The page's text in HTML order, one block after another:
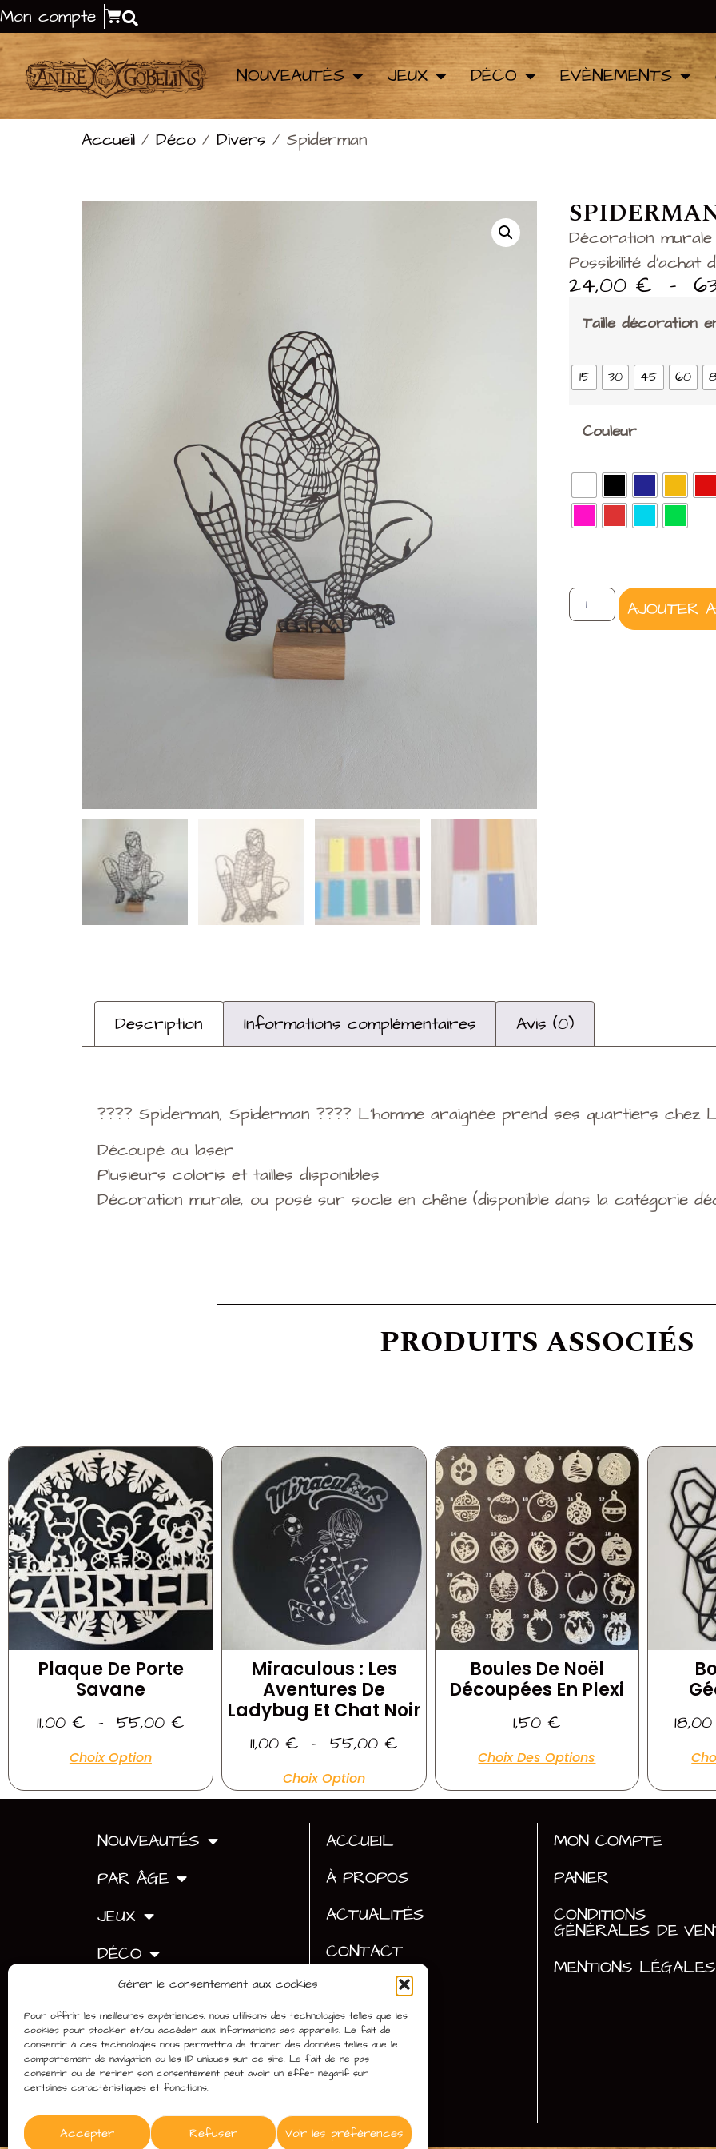
Gérer le consentement aux cookies
Pour offrir les meilleures expériences, nous utilisons des technologies telles que les
cookies pour stocker et/ou accéder aux informations des appareils. Le fait de
consentir à ces technologies nous permettra de traiter des données telles que le
comportement de navigation ou les ID uniques sur ce site. Le fait de ne pas
consentir ou de retirer son consentement peut avoir un effet négatif sur
certaines caractéristiques et fonctions.
Accepter Refuser Voir les préférences
Mon compte
NOUVEAUTÉS JEUX DÉCO EVÈNEMENTS
Accueil / Déco / Divers / Spiderman
Décoration
Possibilité
24,00 € –
Taille décoration
15 30 45 60
Couleur
AJOUTER
Description Informations complémentaires Avis (0)
???? Spiderman, Spiderman ???? L’homme araignée prend ses quartiers chez
Découpé au laser
Plusieurs coloris et tailles disponibles
Décoration murale, ou posé sur socle en chêne (disponible dans la catégorie
PRODUITS ASSOCIÉS
Plaque De Porte
Savane
11,00 € – 55,00 €
Choix Option
Miraculous : Les
Aventures De
Ladybug Et Chat Noir
11,00 € – 55,00 €
Choix Option
Boules De Noël
Découpées En Plexi
1,50 €
Choix Des Options
18,00
NOUVEAUTÉS
PAR ÂGE
JEUX
DÉCO
FÊTES
GOODIES
BONS KDO
ACCUEIL
À PROPOS
ACTUALITÉS
CONTACT
MON COMPTE
PANIER
CONDITIONS
GÉNÉRALES DE
MENTIONS LÉGALES